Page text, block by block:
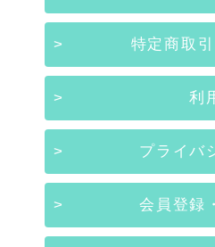
特定商取
利
プライバ
会員登録